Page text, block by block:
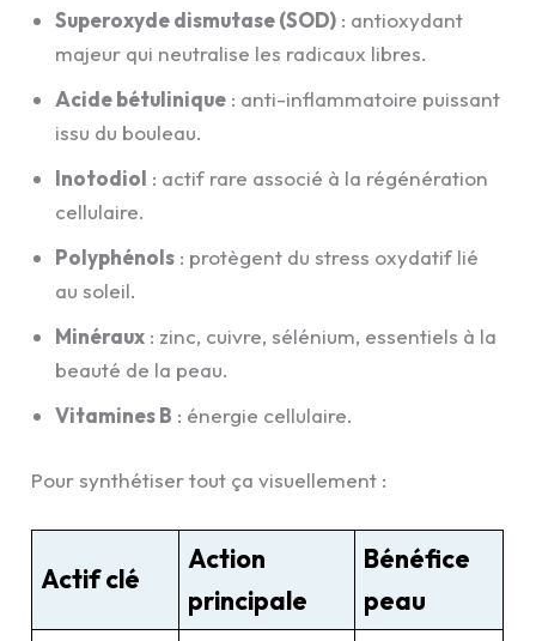
Superoxyde dismutase (SOD) : antioxydant
majeur qui neutralise les radicaux libres.
Acide bétulinique : anti-inflammatoire puissant
issu du bouleau.
Inotodiol : actif rare associé à la régénération
cellulaire.
Polyphénols : protègent du stress oxydatif lié
au soleil.
Minéraux : zinc, cuivre, sélénium, essentiels à la
beauté de la peau.
Vitamines B : énergie cellulaire.
Pour synthétiser tout ça visuellement :
Actif clé
Action
principale
Bénéfice
peau